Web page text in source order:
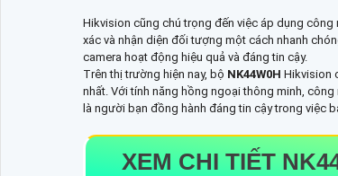
Hikvision cũng chú trọng đến việc áp dụng công
xác và nhận diện đối tượng một cách nhanh
camera hoạt động hiệu quả và đáng tin cậy.
Trên thị trường hiện nay, bộ NK44W0H Hikvision
nhất. Với tính năng hồng ngoại thông minh,
là người bạn đồng hành đáng tin cậy trong việc
XEM CHI TIẾT